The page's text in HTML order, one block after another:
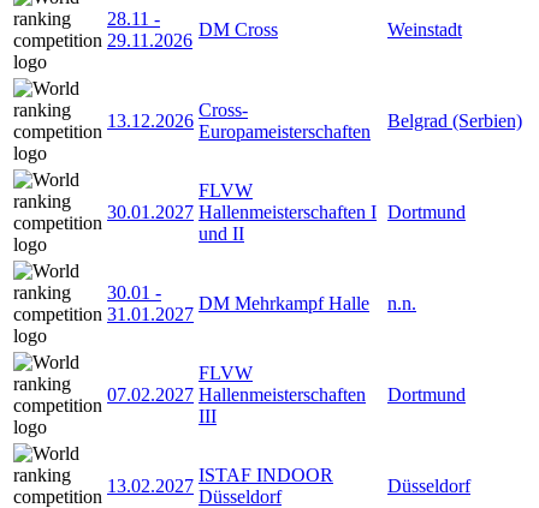
28.11 -
29.11.2026
DM Cross Weinstadt
13.12.2026
Cross-
Europameisterschaften
Belgrad (Serbien)
30.01.2027
FLVW
Hallenmeisterschaften I
und II
Dortmund
30.01 -
31.01.2027
DM Mehrkampf Halle n.n.
07.02.2027
FLVW
Hallenmeisterschaften
III
Dortmund
13.02.2027
ISTAF INDOOR
Düsseldorf
Düsseldorf